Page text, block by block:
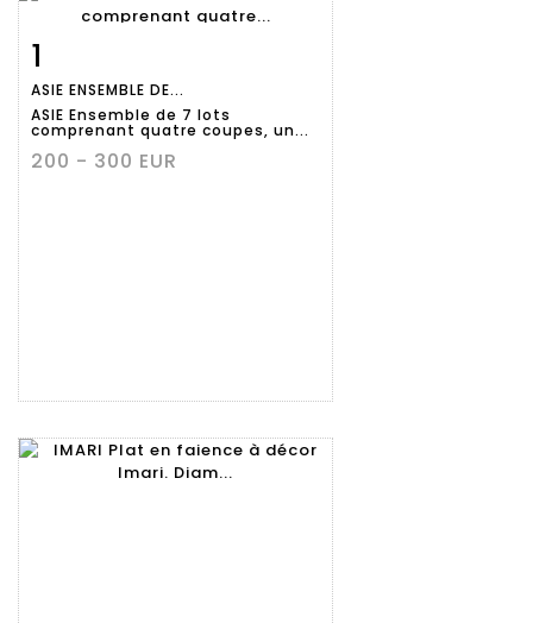
détaillée
1
ASIE ENSEMBLE DE...
ASIE Ensemble de 7 lots
comprenant quatre coupes, un...
200 - 300 EUR